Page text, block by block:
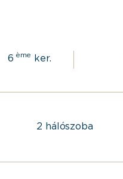
6 ème ker.
2 hálószoba